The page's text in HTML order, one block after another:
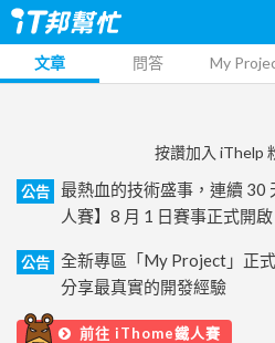
文章 問答 My
按讚加入 iThelp
公告
最熱血的技術盛事，連續 30
人賽】8 月 1 日賽事正式開啟
公告
全新專區「My Project」正
分享最真實的開發經驗
前往 iThome鐵人賽